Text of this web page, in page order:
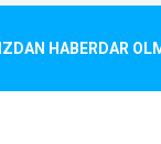
veya görüntülenemiyor.
HABERDAR